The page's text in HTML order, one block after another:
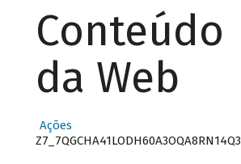
Conteúdo
da Web
Ações
Z7_7QGCHA41LODH60A3OQA8RN14Q3